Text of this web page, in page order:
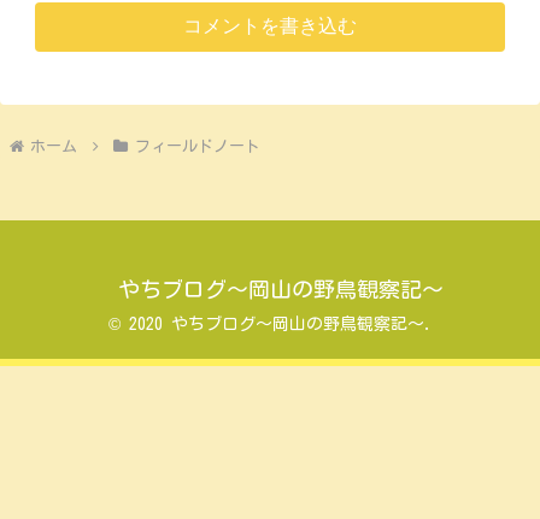
コメントを書き込む
ホーム フィールドノート
やちブログ～岡山の野鳥観察記～
© 2020 やちブログ～岡山の野鳥観察記～.